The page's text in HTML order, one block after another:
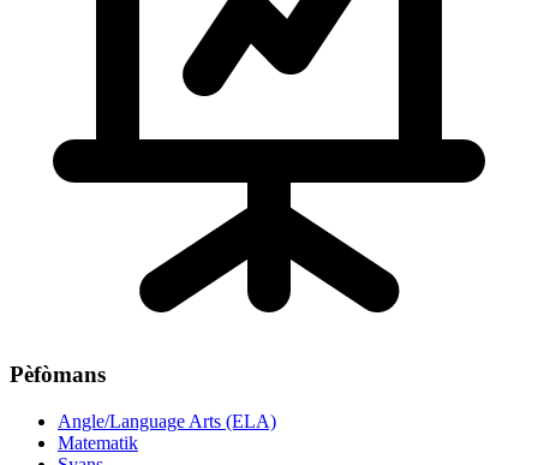
Pèfòmans
Angle/Language Arts (ELA)
Matematik